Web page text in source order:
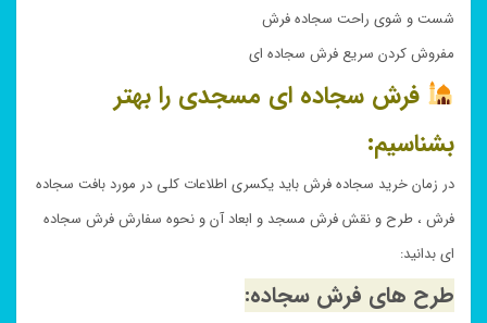
شست و شوی راحت سجاده فرش
مفروش کردن سریع فرش سجاده ای
فرش سجاده ای مسجدی را بهتر
بشناسیم:
در زمان خرید سجاده فرش باید یکسری اطلاعات کلی در مورد بافت سجاده
فرش ، طرح و نقش فرش مسجد و ابعاد آن و نحوه سفارش فرش سجاده
ای بدانید:
طرح های فرش سجاده: